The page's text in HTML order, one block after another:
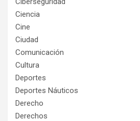
Ciencia
Cine
Ciudad
Comunicación
Cultura
Deportes
Deportes Náuticos
Derecho
Derechos